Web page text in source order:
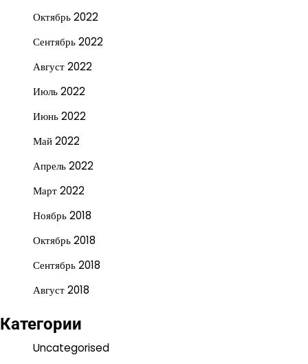
Октябрь 2022
Сентябрь 2022
Август 2022
Июль 2022
Июнь 2022
Май 2022
Апрель 2022
Март 2022
Ноябрь 2018
Октябрь 2018
Сентябрь 2018
Август 2018
Категории
Uncategorised